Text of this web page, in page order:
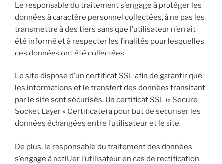
Le responsable du traitement s’engage à protéger les
données à caractère personnel collectées, à ne pas les
transmettre à des tiers sans que l’utilisateur n’en ait
été informé et à respecter les finalités pour lesquelles
ces données ont été collectées.
Le site dispose d’un certificat SSL afin de garantir que
les informations et le transfert des données transitant
par le site sont sécurisés. Un certificat SSL (« Secure
Socket Layer » Certificate) a pour but de sécuriser les
données échangées entre l’utilisateur et le site.
De plus, le responsable du traitement des données
s’engage à notiUer l’utilisateur en cas de rectification